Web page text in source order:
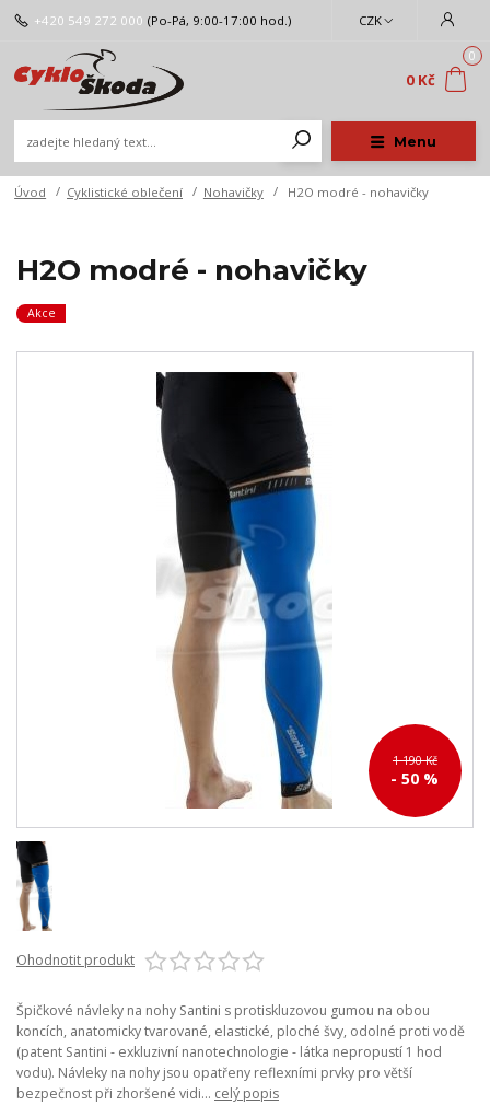
Menu
CZK
+420 549 272 000 (Po-Pá, 9:00-17:00 hod.)
0
0 Kč
Úvod Cyklistické oblečení Nohavičky H2O modré - nohavičky
H2O modré - nohavičky
Akce
1 190 Kč
- 50 %
Ohodnotit produkt
Špičkové návleky na nohy Santini s protiskluzovou gumou na obou
koncích, anatomicky tvarované, elastické, ploché švy, odolné proti vodě
(patent Santini - exkluzivní nanotechnologie - látka nepropustí 1 hod
vodu). Návleky na nohy jsou opatřeny reflexními prvky pro větší
bezpečnost při zhoršené vidi... celý popis